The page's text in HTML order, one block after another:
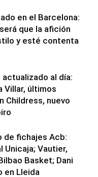
en el Barcelona:
que la afición
y esté contenta
al día:
Villar, últimos
Childress, nuevo
de fichajes Acb:
Unicaja; Vautier,
Basket; Dani
en Lleida